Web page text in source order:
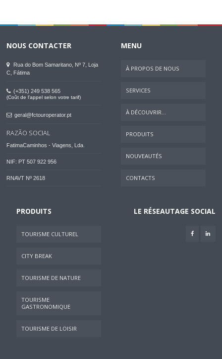
NOUS CONTACTER
Rua do Bom Samaritano, Nº 7, Loja
C, Fátima
(+351) 249 538 565
(Coût de l'appel selon votre tarif)
geral@fctouroperator.pt
RAZÃO SOCIAL
FatimaCaminhos - Viagens, Lda.
NIF: PT 507 922 956
RNAVT Nº 2618
MENU
À PROPOS DE NOUS
SERVICES
À DÉCOUVRIR...
PRODUITS
NOUVEAUTÉS
CONTACTS
PRODUITS
TOURISME CULTUREL
CITY BREAK
TOURISME DE NATURE
TOURISME
GASTRONOMIQUE
TOURISME DE LOISIR
LE RÉSEAUTAGE SOCIAL